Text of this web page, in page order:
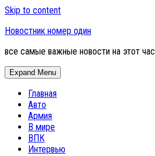
Skip to content
Новостник номер один
все самые важные новости на этот час
Expand Menu
Главная
Авто
Армия
В мире
ВПК
Интервью